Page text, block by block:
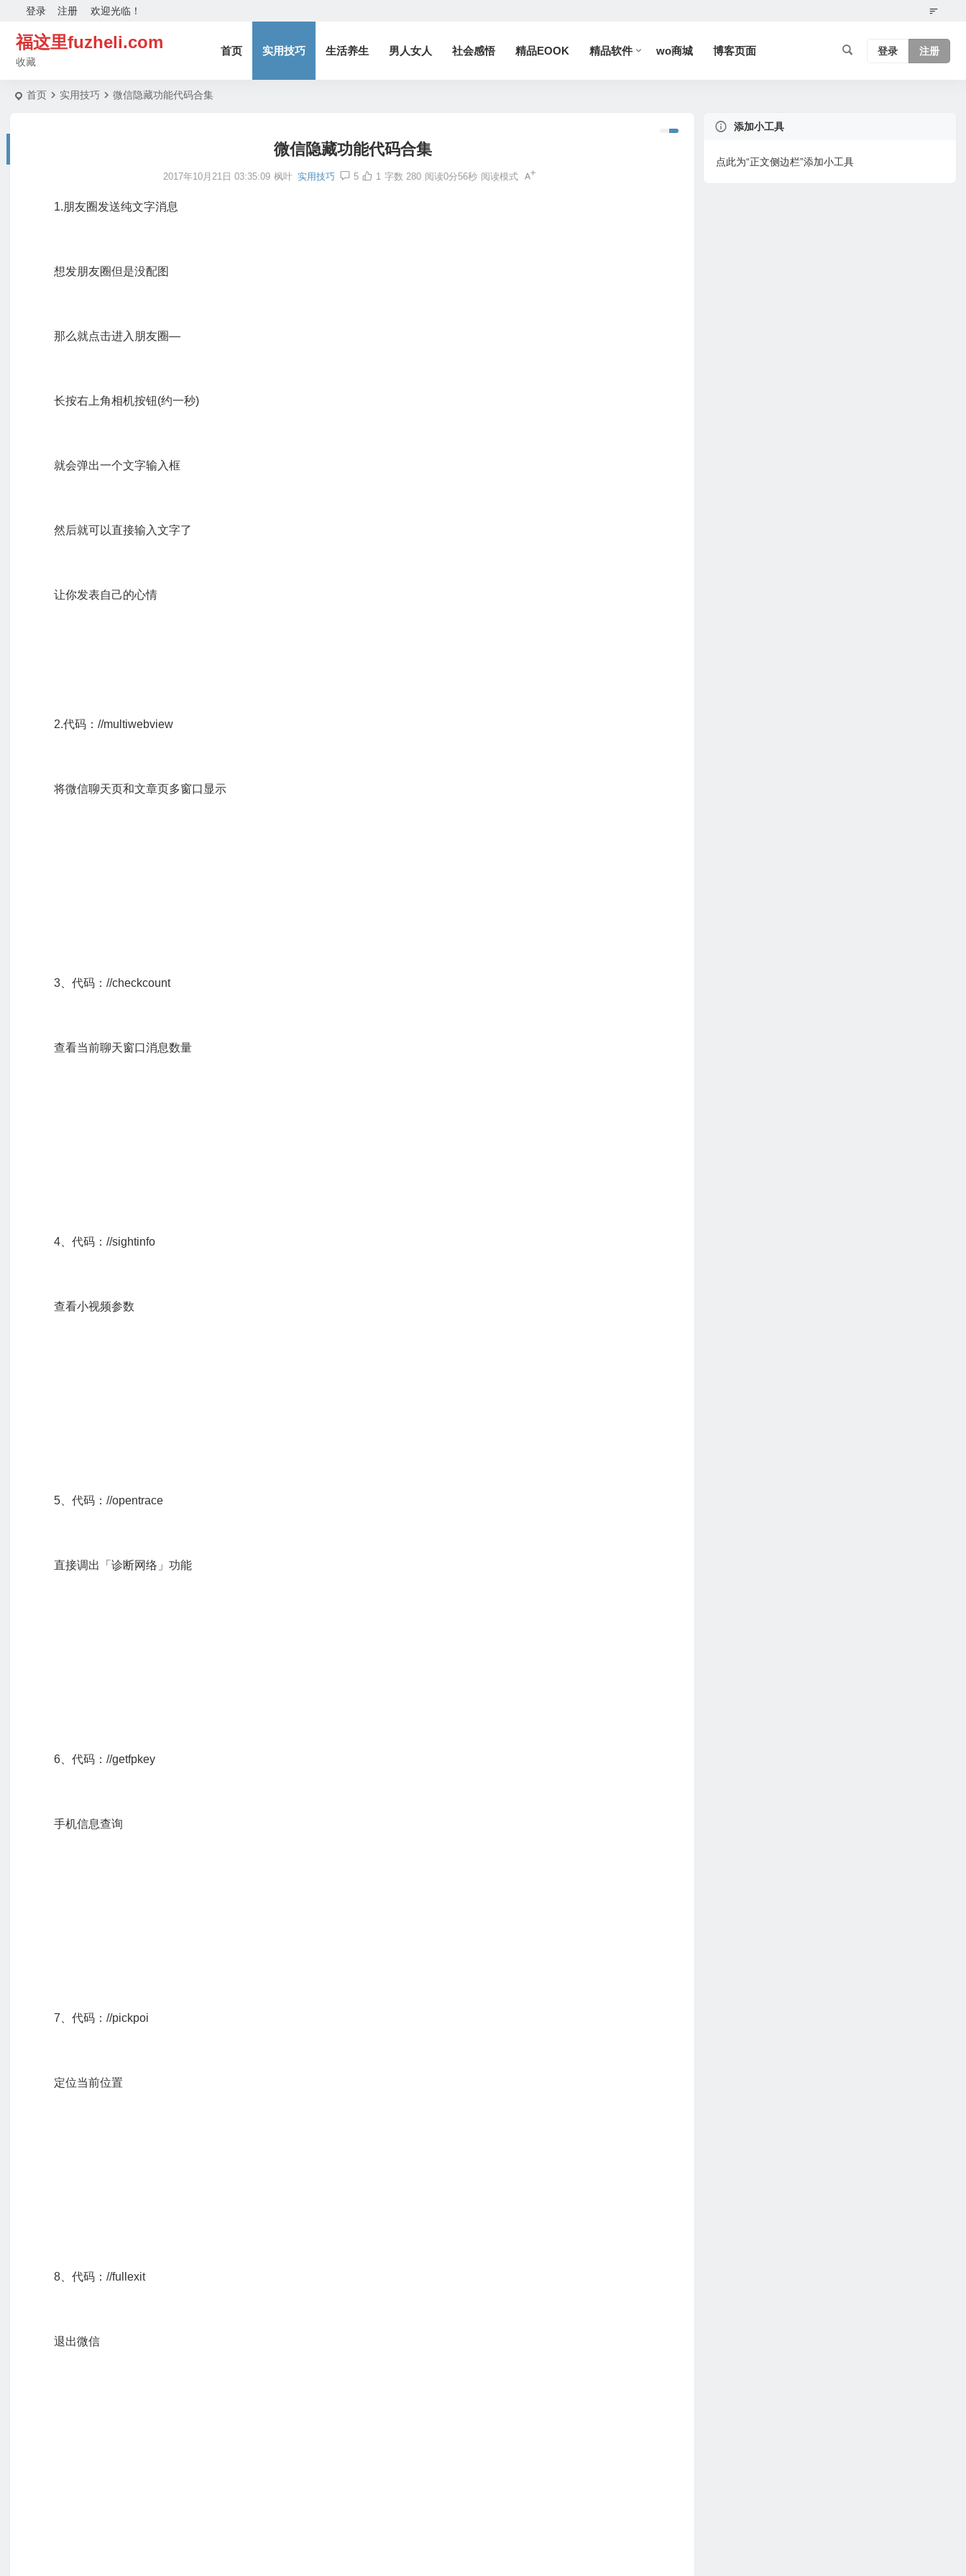
欢迎光临！
登录 注册
福这里fuzheli.com
收藏
首页 实用技巧 生活养生 男人女人 社会感悟 精品EOOK 精品软件 wo商城 博客页面 登录 注册
首页 实用技巧 微信隐藏功能代码合集
微信隐藏功能代码合集
2017年10月21日 03:35:09 枫叶 实用技巧 5 1 字数 280 阅读0分56秒 阅读模式
1.朋友圈发送纯文字消息
想发朋友圈但是没配图
那么就点击进入朋友圈—
长按右上角相机按钮(约一秒)
就会弹出一个文字输入框
然后就可以直接输入文字了
让你发表自己的心情
2.代码：//multiwebview
将微信聊天页和文章页多窗口显示
3、代码：//checkcount
查看当前聊天窗口消息数量
4、代码：//sightinfo
查看小视频参数
5、代码：//opentrace
直接调出「诊断网络」功能
6、代码：//getfpkey
手机信息查询
7、代码：//pickpoi
定位当前位置
8、代码：//fullexit
退出微信
添加小工具
点此为“正文侧边栏”添加小工具